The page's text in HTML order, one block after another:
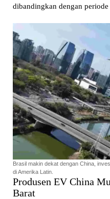
dibandingkan dengan periode
Brasil makin dekat dengan China,
di Amerika Latin.
Produsen EV China
Barat